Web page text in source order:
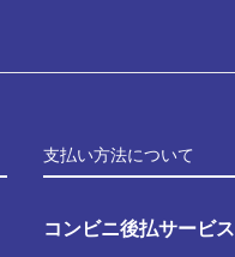
支払い方法について
コンビニ後払サービス